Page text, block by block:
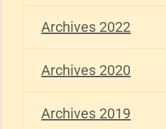
Archives 2022
Archives 2020
Archives 2019